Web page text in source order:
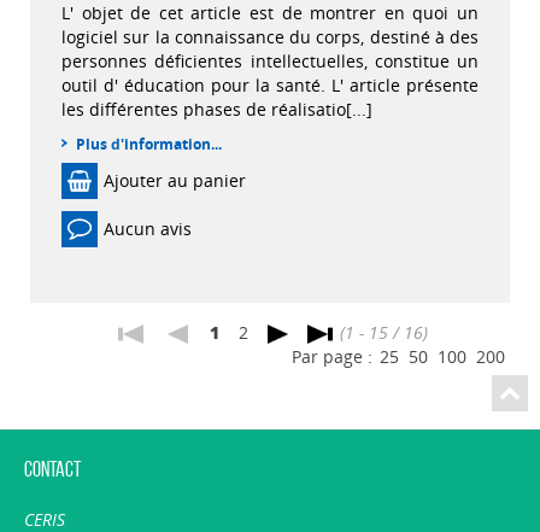
L' objet de cet article est de montrer en quoi un
logiciel sur la connaissance du corps, destiné à des
personnes déficientes intellectuelles, constitue un
outil d' éducation pour la santé. L' article présente
les différentes phases de réalisatio[...]
Plus d'information...
Ajouter au panier
Aucun avis
1 2
(1 - 15 / 16)
Par page : 25 50 100 200
Contact
CERIS